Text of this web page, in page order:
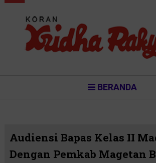
BERANDA
Audiensi Bapas Kelas II
Dengan Pemkab Magetan